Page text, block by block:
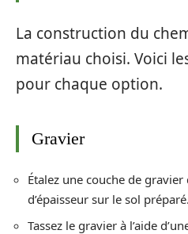
La construction du
matériau choisi. Voici
pour chaque option.
Gravier
Étalez une couche de
d’épaisseur sur le sol préparé.
Tassez le gravier à l’aide